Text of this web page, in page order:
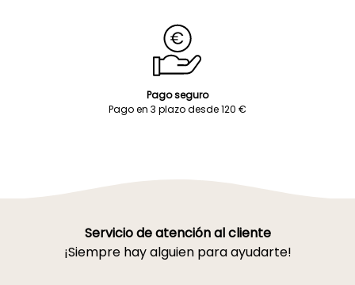
Pago seguro
Pago en 3 plazo desde 120 €
Servicio de atención al cliente
¡Siempre hay alguien para ayudarte!